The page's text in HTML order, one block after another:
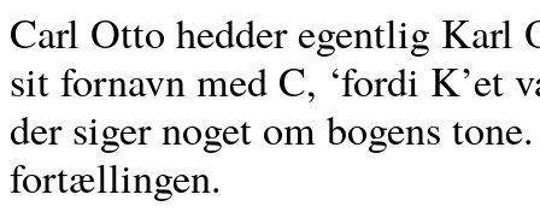
Carl Otto hedder egentlig Karl
sit fornavn med C, ‘fordi K’et
der siger noget om bogens
fortællingen.